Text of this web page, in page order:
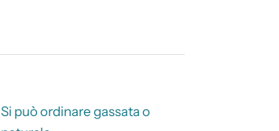
Si può ordinare gassata o